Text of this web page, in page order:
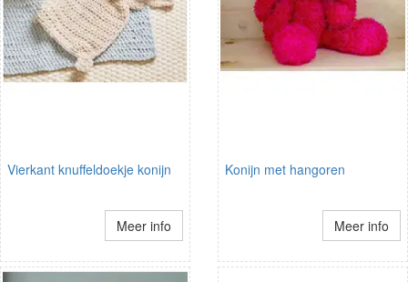
Vierkant knuffeldoekje konijn
Meer info
Konijn met hangoren
Meer info